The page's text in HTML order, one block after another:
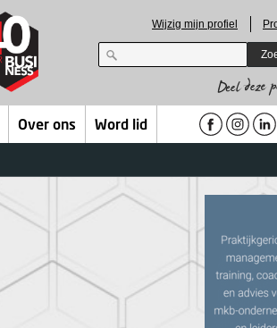
Wijzig mijn profiel
Over ons Word lid